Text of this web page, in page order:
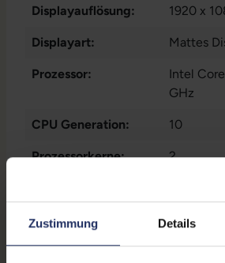
Zustimmung Details
Displayauflösung: 1920 x
Displayart: Mattes
Prozessor:
Intel
GHz
CPU Generation: 10
Prozessorkerne: 2
250 GB
Arbeitsspeicher: 8 GB
Webcam: Ja